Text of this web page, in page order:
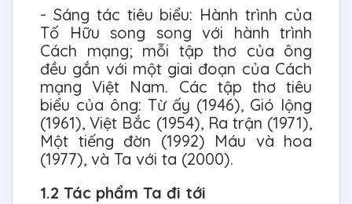
- Sáng tác tiêu biểu: Hành trình của
Tố Hữu song song với hành trình
Cách mạng; mỗi tập thơ của ông
đều gắn với một giai đoạn của Cách
mạng Việt Nam. Các tập thơ tiêu
biểu của ông: Từ ấy (1946), Gió lộng
(1961), Việt Bắc (1954), Ra trận (1971),
Một tiếng đờn (1992) Máu và hoa
(1977), và Ta với ta (2000).
1.2 Tác phẩm Ta đi tới